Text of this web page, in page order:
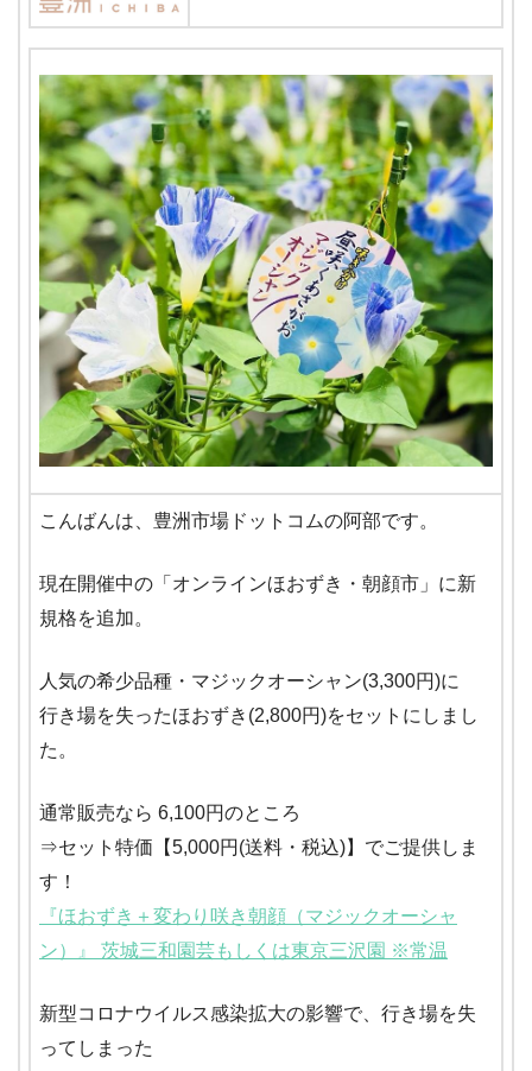
こんばんは、豊洲市場ドットコムの阿部です。
現在開催中の「オンラインほおずき・朝顔市」に新
規格を追加。
人気の希少品種・マジックオーシャン(3,300円)に
行き場を失ったほおずき(2,800円)をセットにしまし
た。
通常販売なら 6,100円のところ
⇒セット特価【5,000円(送料・税込)】でご提供しま
す！
『ほおずき＋変わり咲き朝顔（マジックオーシャ
ン）』 茨城三和園芸もしくは東京三沢園 ※常温
新型コロナウイルス感染拡大の影響で、行き場を失
ってしまった